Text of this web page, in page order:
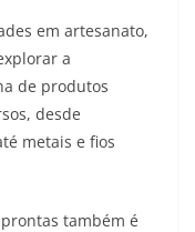
em artesanato,
a
de produtos
desde
metais e fios
também é